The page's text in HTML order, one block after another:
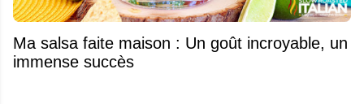
Ma salsa faite maison : Un goût incroyable, un
immense succès